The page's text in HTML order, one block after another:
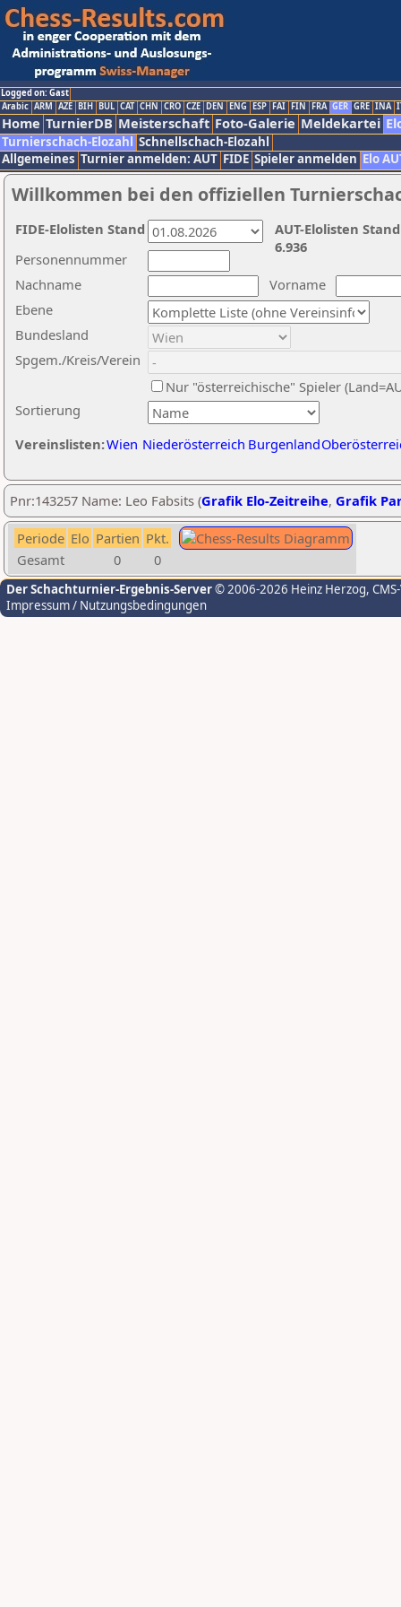
Logged on: Gast
Arabic ARM AZE BIH BUL CAT CHN CRO CZE DEN ENG ESP FAI FIN FRA GER GRE INA
Home TurnierDB Meisterschaft Foto-Galerie Meldekartei
Turnierschach-Elozahl Schnellschach-Elozahl
Allgemeines Turnier anmelden: AUT FIDE Spieler anmelden Elo
Willkommen bei den offiziellen
Nachname
Vorname
Ebene
Sortierung
Personennummer
Bundesland
Spgem./Kreis/Verein
Nur "österreichische" Spieler
Vereinslisten:Wien Niederösterreich Burgenland
AUT-Elolisten
6.936
FIDE-Elolisten Stand
Pnr:143257 Name: Leo Fabsits (Grafik Elo-Zeitreihe, Grafik
Periode Elo Partien Pkt.
Gesamt
0 0
Der Schachturnier-Ergebnis-Server© 2006-2026 Heinz Herzog,
Impressum / Nutzungsbedingungen